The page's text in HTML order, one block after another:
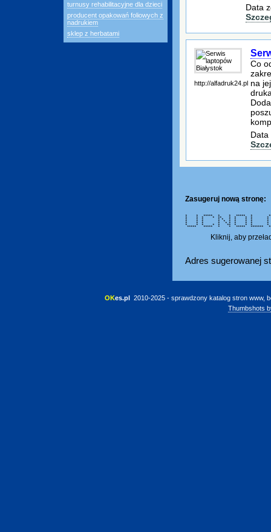
turnusy rehabilitacyjne dla dzieci
producent opakowań foliowych z
nadrukiem
sklep z herbatami
Data
http://alfadruk24.pl
Co
na
Data
Zasugeruj nową stronę:
* * ***** * * ***** *
* * * * ** * * *
* * * * * * * * *
* * * * * * * * *
* * * * * * * * *
* * * * * ** * * *
***** ***** * * ***** *******
Kliknij, aby
Adres sugerowanej
OKes.pl 2010-2025 - sprawdzony katalog stron www,
Thumbshots